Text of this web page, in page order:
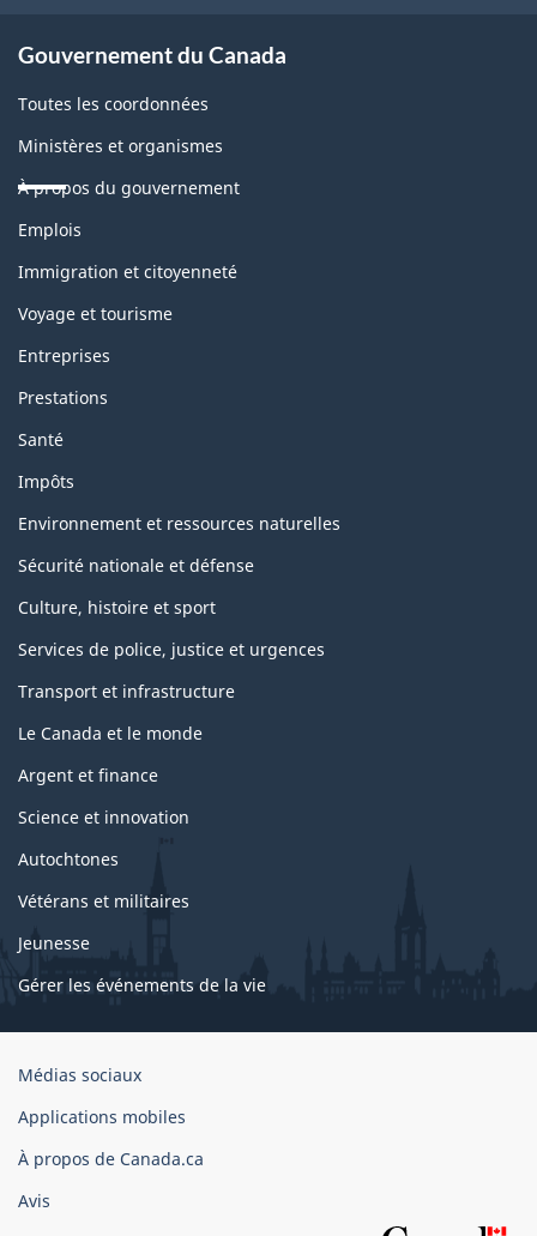
Gouvernement du Canada
Toutes les coordonnées
Ministères et organismes
À propos du gouvernement
Thèmes
sujets
Emplois
Immigration et citoyenneté
Voyage et tourisme
Entreprises
Prestations
Santé
Impôts
Environnement et ressources naturelles
Sécurité nationale et défense
Culture, histoire et sport
Services de police, justice et urgences
Transport et infrastructure
Le Canada et le monde
Argent et finance
Science et innovation
Autochtones
Vétérans et militaires
Jeunesse
Gérer les événements de la vie
Organisation
gouvernement
du
Canada
Médias sociaux
Applications mobiles
À propos de Canada.ca
Avis